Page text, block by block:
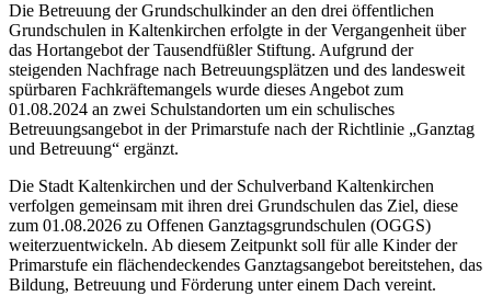
Die Betreuung der Grundschulkinder an den drei öffentlichen
Grundschulen in Kaltenkirchen erfolgte in der Vergangenheit über
das Hortangebot der Tausendfüßler Stiftung. Aufgrund der
steigenden Nachfrage nach Betreuungsplätzen und des landesweit
spürbaren Fachkräftemangels wurde dieses Angebot zum
01.08.2024 an zwei Schulstandorten um ein schulisches
Betreuungsangebot in der Primarstufe nach der Richtlinie „Ganztag
und Betreuung“ ergänzt.
Die Stadt Kaltenkirchen und der Schulverband Kaltenkirchen
verfolgen gemeinsam mit ihren drei Grundschulen das Ziel, diese
zum 01.08.2026 zu Offenen Ganztagsgrundschulen (OGGS)
weiterzuentwickeln. Ab diesem Zeitpunkt soll für alle Kinder der
Primarstufe ein flächendeckendes Ganztagsangebot bereitstehen, das
Bildung, Betreuung und Förderung unter einem Dach vereint.